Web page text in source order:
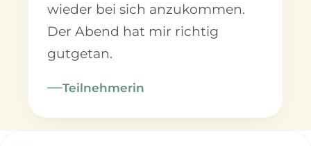
wieder bei sich anzukommen.
Der Abend hat mir richtig
gutgetan.
Teilnehmerin